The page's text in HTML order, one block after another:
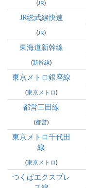
(JR)
JR総武線快速
(JR)
東海道新幹線
(新幹線)
東京メトロ銀座線
(東京メトロ)
都営三田線
(都営)
東京メトロ千代田
線
(東京メトロ)
つくばエクスプレ